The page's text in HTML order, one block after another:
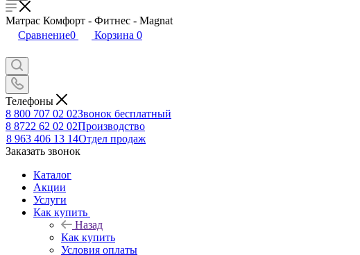
Матрас Комфорт - Фитнес - Magnat
Сравнение0 Корзина 0
Телефоны
8 800 707 02 02Звонок бесплатный
8 8722 62 02 02Производство
8 963 406 13 14Отдел продаж
Заказать звонок
Каталог
Акции
Услуги
Как купить
Назад
Как купить
Условия оплаты